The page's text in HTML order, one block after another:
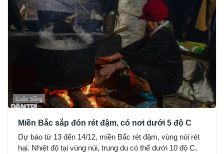
Cuộc Sống
Miền Bắc sắp đón rét đậm, có nơi dưới 5 độ C
Dự báo từ 13 đến 14/12, miền Bắc rét đậm, vùng núi rét
hại. Nhiệt độ tại vùng núi, trung du có thể dưới 10 độ C,